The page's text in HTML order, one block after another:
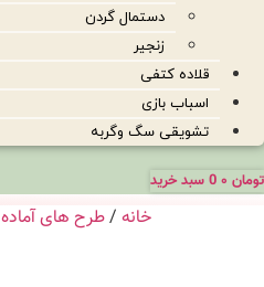
دستمال گردن
زنجیر
قلاده کتفی
اسباب بازی
تشویقی سگ وگربه
تومان 0 سبد خرید
خانه /طرح های آماده